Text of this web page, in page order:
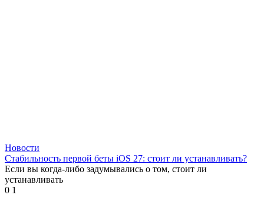
Новости
Стабильность первой беты iOS 27: стоит ли устанавливать?
Если вы когда-либо задумывались о том, стоит ли
устанавливать
0 1